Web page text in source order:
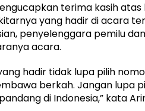
terima kasih
yang hadir di acara
penyelenggara pemilu
acara.
hadir tidak lupa pilih
berkah. Jangan lupa
di Indonesia,” kata